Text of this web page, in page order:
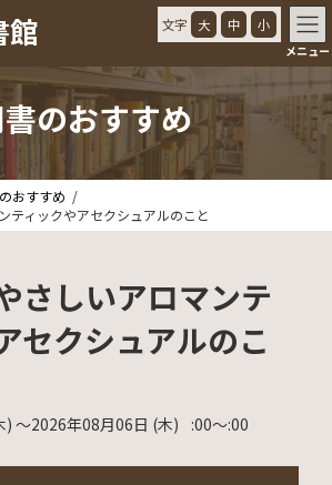
館 文字 大 中 小
メニュー
のおすすめ
おすすめ
ティックやアセクシュアルのこと
さしいアロマンテ
セクシュアルのこ
) 〜2026年08月06日 (木) :00〜:00